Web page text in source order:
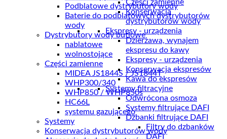
Części zamienne
Konserwacja
dystrybutorów wody
Ekspresy - urządzenia
Dzierżawa, wynajem
ekspresu do kawy
Ekspresy - urządzenia
Konserwacja ekspresów
Kawa do ekspresów
Systemy filtracyjne
Odwrócona osmoza
Systemy filtrujące DAFI
Dzbanki filtrujące DAFI
Filtry do dzbanków
DAFI
Podblatowe dystrybutory wody
Baterie do podblatowych dystrybutorów
wody
Dystrybutory wody butlowe
nablatowe
wolnostojące
Części zamienne
MIDEA JS1844S / JS1844T
WHP300/340
WHP850 / WHP850s
HC66L
systemu gazującego
Systemy
Konserwacja dystrybutorów wody